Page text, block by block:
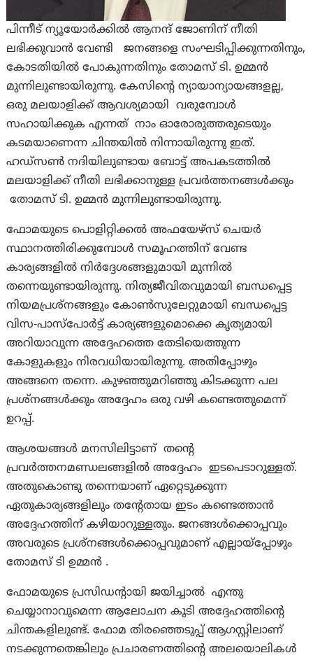
പിന്നീട്‌ ന്യൂയോര്‍ക്കില്‍ ആനന്ദ്‌ ജോണിന്‌ നീതി
ലഭിക്കുവാന്‍ വേണ്ടി ജനങ്ങളെ സംഘടിപ്പിക്കുന്നതിനും,
കോടതിയില്‍ പോകുന്നതിനും തോമസ്‌ ടി. ഉമ്മന്‍
മുന്നിലുണ്ടായിരുന്നു. കേസിന്റെ ന്യായാന്യായങ്ങളല്ല,
ഒരു മലയാളിക്ക് ആവശ്യമായി വരുമ്പോൾ
സഹായിക്കുക എന്നത് നാം ഓരോരുത്തരുടെയും
കടമയാണെന്ന ചിന്തയിൽ നിന്നായിരുന്നു ഇത്.
ഹഡ്‌സണ്‍ നദിയിലുണ്ടായ ബോട്ട്‌ അപകടത്തില്‍
മലയാളിക്ക് നീതി ലഭിക്കാനുള്ള പ്രവർത്തനങ്ങൾക്കും
തോമസ്‌ ടി. ഉമ്മന്‍ മുന്നിലുണ്ടായിരുന്നു.
ഫോമയുടെ പൊളിറ്റിക്കൽ അഫയേഴ്‌സ് ചെയർ
സ്ഥാനത്തിരിക്കുമ്പോൾ സമൂഹത്തിന് വേണ്ട
കാര്യങ്ങളിൽ നിർദ്ദേശങ്ങളുമായി മുന്നിൽ
തന്നെയുണ്ടായിരുന്നു. നിത്യജീവിതവുമായി ബന്ധപ്പെട്ട
നിയമപ്രശ്‌നങ്ങളും കോൺസുലേറ്റുമായി ബന്ധപ്പെട്ട
വിസ-പാസ്പോർട്ട് കാര്യങ്ങളുമൊക്കെ കൃത്യമായി
അറിയാവുന്ന അദ്ദേഹത്തെ തേടിയെത്തുന്ന
കോളുകളും നിരവധിയായിരുന്നു. അതിപ്പോഴും
അങ്ങനെ തന്നെ. കുഴഞ്ഞുമറിഞ്ഞു കിടക്കുന്ന പല
പ്രശ്‌നങ്ങൾക്കും അദ്ദേഹം ഒരു വഴി കണ്ടെത്തുമെന്ന്
ഉറപ്പ്.
ആശയങ്ങൾ മനസിലിട്ടാണ് തന്റെ
പ്രവർത്തനമണ്ഡലങ്ങളിൽ അദ്ദേഹം ഇടപെടാറുള്ളത്.
അതുകൊണ്ടു തന്നെയാണ് ഏറ്റെടുക്കുന്ന
ഏതുകാര്യങ്ങളിലും തന്റേതായ ഇടം കണ്ടെത്താൻ
അദ്ദേഹത്തിന് കഴിയാറുള്ളതും. ജനങ്ങൾക്കൊപ്പവും
അവരുടെ പ്രശ്‌നങ്ങൾക്കൊപ്പവുമാണ് എല്ലായ്‌പ്പോഴും
തോമസ് ടി ഉമ്മൻ .
ഫോമയുടെ പ്രസിഡന്റായി ജയിച്ചാൽ എന്തു
ചെയ്യാനാവുമെന്ന ആലോചന കൂടി അദ്ദേഹത്തിന്റെ
ചിന്തകളിലുണ്ട്. ഫോമ തിരഞ്ഞെടുപ്പ് ആഗസ്റ്റിലാണ്
നടക്കുന്നതെങ്കിലും പ്രചാരണത്തിന്റെ അലയൊലികൾ